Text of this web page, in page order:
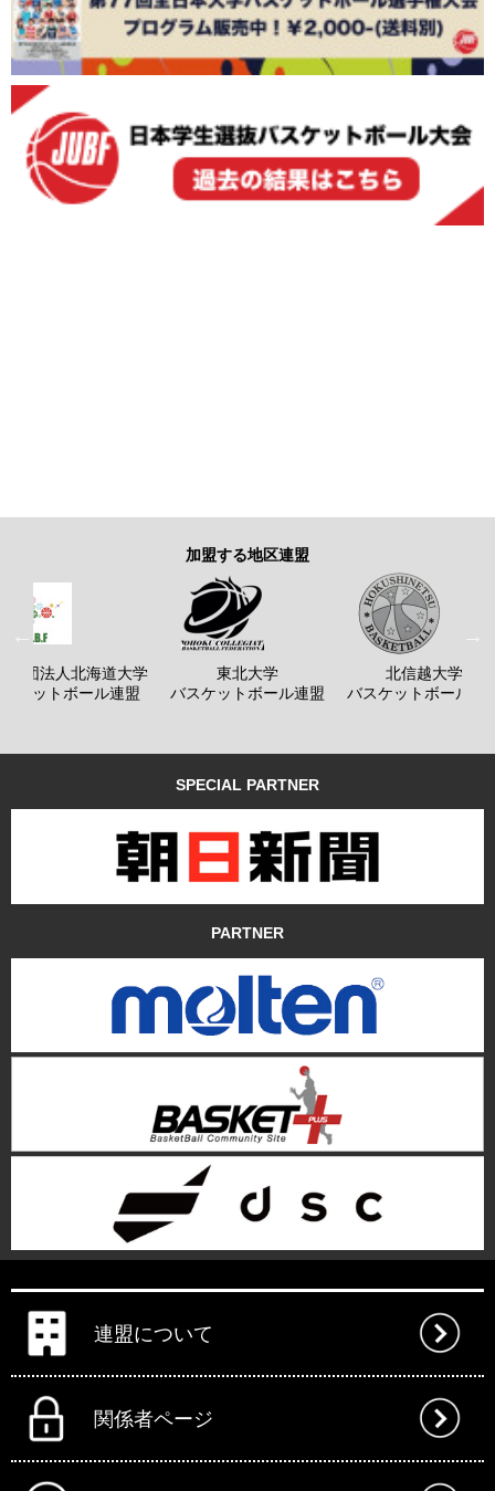
加盟する地区連盟
社団法人北海道大学
ケットボール連盟
東北大学
バスケットボール連盟
北信越大学
バスケットボール連
SPECIAL PARTNER
PARTNER
連盟について
関係者ページ